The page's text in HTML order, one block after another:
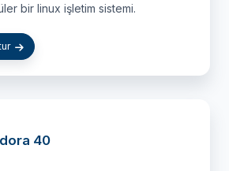
bir linux işletim sistemi.
40